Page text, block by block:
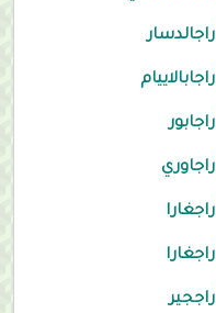
راجالدسار
راجابالاييام
راجابور
راجاوري
راجغارا
راجغارا
راججير